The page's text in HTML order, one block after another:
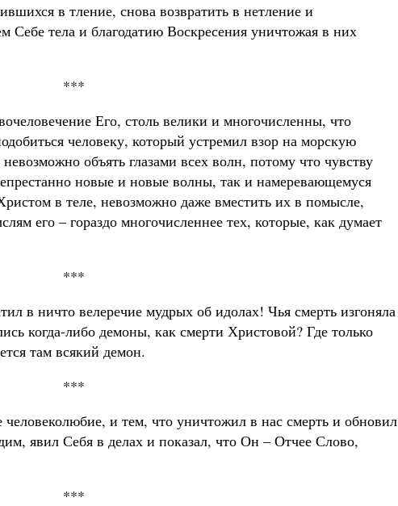
в тление, снова возвратить в нетление и
Себе тела и благодатию Воскресения уничтожая в них
***
Его, столь велики и многочисленны, что
человеку, который устремил взор на морскую
объять глазами всех волн, потому что чувству
новые и новые волны, так и намеревающемуся
в теле, невозможно даже вместить их в помысле,
его – гораздо многочисленнее тех, которые, как думает
***
в ничто велеречие мудрых об идолах! Чья смерть изгоняла
когда-либо демоны, как смерти Христовой? Где только
там всякий демон.
***
человеколюбие, и тем, что уничтожил в нас смерть и обновил
явил Себя в делах и показал, что Он – Отчее Слово,
***